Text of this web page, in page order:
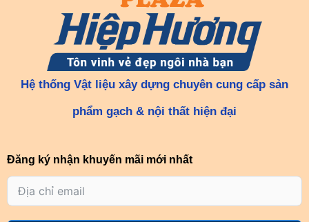
Hệ thống Vật liệu xây dựng chuyên cung cấp sản
phẩm gạch & nội thất hiện đại
Đăng ký nhận khuyến mãi mới nhất